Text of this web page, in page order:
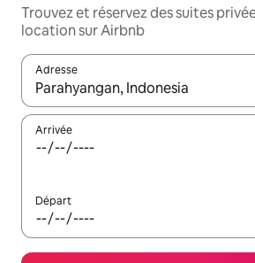
Trouvez et réservez des suites
location sur Airbnb
Adresse
Lorsque les résultats s'affichent,
Arrivée
Départ